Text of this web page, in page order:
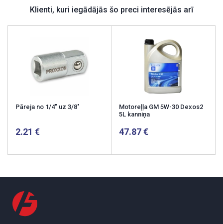
Klienti, kuri iegādājās šo preci interesējās arī
Pāreja no 1/4" uz 3/8"
2.21
Motoreļļa GM 5W-30 Dexos2
5L kanniņa
47.87